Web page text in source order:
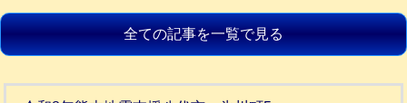
全ての記事を一覧で見る